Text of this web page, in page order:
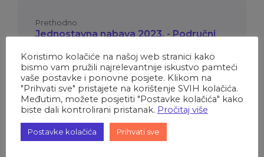
Prethodno
Jednostavna nabava 2023. - Područni
Sljedeće
28. sjednica gradskog vijeća grada
Oroslavja
Koristimo kolačiće na našoj web stranici kako
bismo vam pružili najrelevantnije iskustvo pamteći
vaše postavke i ponovne posjete. Klikom na
"Prihvati sve" pristajete na korištenje SVIH kolačića.
Međutim, možete posjetiti "Postavke kolačića" kako
biste dali kontrolirani pristanak. Pročitaj više
Postavke kolačića Prihvati sve